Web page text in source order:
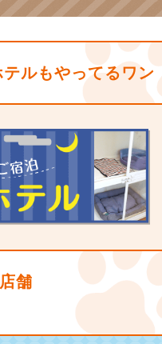
ルもやってるワン
舗